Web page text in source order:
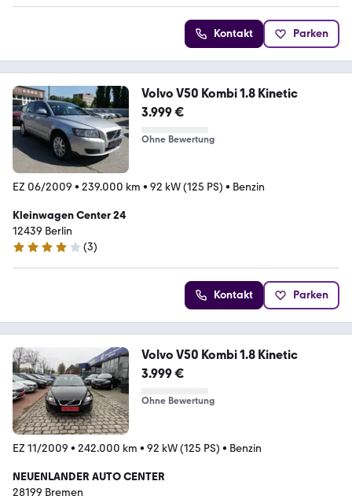
Kontakt Parken
Volvo V50 Kombi 1.8 Kinetic
3.999 €
Ohne Bewertung
EZ 06/2009 • 239.000 km • 92 kW (125 PS) • Benzin
Kleinwagen Center 24
12439 Berlin
4.1 Sterne
(3)
Kontakt Parken
Volvo V50 Kombi 1.8 Kinetic
3.999 €
Ohne Bewertung
EZ 11/2009 • 242.000 km • 92 kW (125 PS) • Benzin
NEUENLANDER AUTO CENTER
28199 Bremen